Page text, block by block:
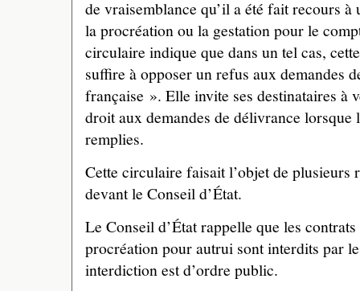
de vraisemblance qu’il a été fait recours
la procréation ou la gestation pour le
circulaire indique que dans un tel cas,
suffire à opposer un refus aux demandes
française ». Elle invite ses destinataires à
droit aux demandes de délivrance lorsque
remplies.
Cette circulaire faisait l’objet de plusieurs
devant le Conseil d’État.
Le Conseil d’État rappelle que les
procréation pour autrui sont interdits par
interdiction est d’ordre public.